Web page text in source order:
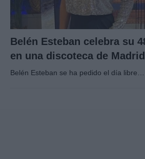
Belén Esteban celebra su
en una discoteca de Madrid
Belén Esteban se ha pedido el día libre…